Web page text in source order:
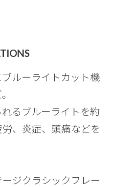
ルーライトカット機
るブルーライトを約
、炎症、頭痛などを
ジクラシックフレー